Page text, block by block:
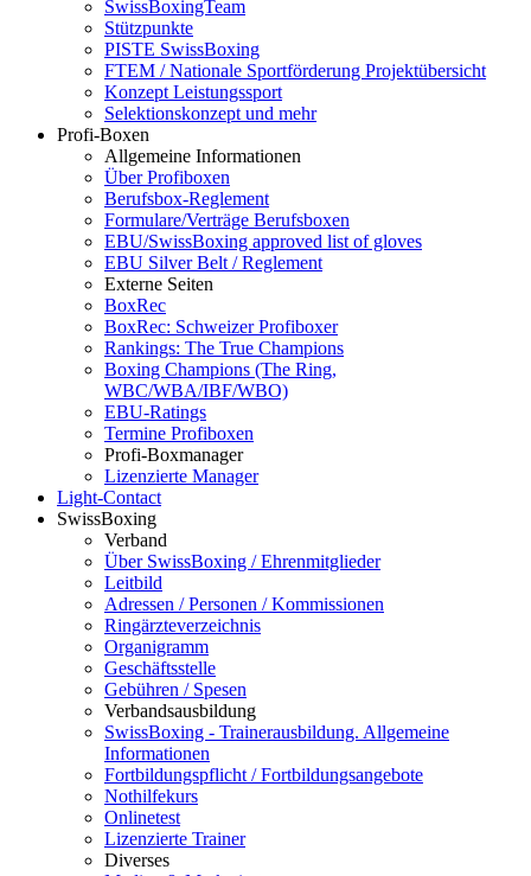
SwissBoxingTeam
Stützpunkte
PISTE SwissBoxing
FTEM / Nationale Sportförderung Projektübersicht
Konzept Leistungssport
Selektionskonzept und mehr
Profi-Boxen
Allgemeine Informationen
Über Profiboxen
Berufsbox-Reglement
Formulare/Verträge Berufsboxen
EBU/SwissBoxing approved list of gloves
EBU Silver Belt / Reglement
Externe Seiten
BoxRec
BoxRec: Schweizer Profiboxer
Rankings: The True Champions
Boxing Champions (The Ring,
WBC/WBA/IBF/WBO)
EBU-Ratings
Termine Profiboxen
Profi-Boxmanager
Lizenzierte Manager
Light-Contact
SwissBoxing
Verband
Über SwissBoxing / Ehrenmitglieder
Leitbild
Adressen / Personen / Kommissionen
Ringärzteverzeichnis
Organigramm
Geschäftsstelle
Gebühren / Spesen
Verbandsausbildung
SwissBoxing - Trainerausbildung. Allgemeine
Informationen
Fortbildungspflicht / Fortbildungsangebote
Nothilfekurs
Onlinetest
Lizenzierte Trainer
Diverses